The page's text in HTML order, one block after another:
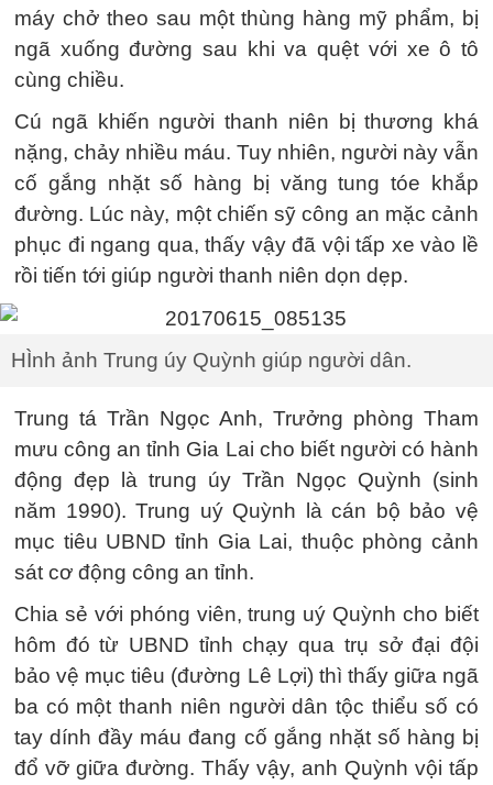
máy chở theo sau một thùng hàng mỹ phẩm, bị
ngã xuống đường sau khi va quệt với xe ô tô
cùng chiều.
Cú ngã khiến người thanh niên bị thương khá
nặng, chảy nhiều máu. Tuy nhiên, người này vẫn
cố gắng nhặt số hàng bị văng tung tóe khắp
đường. Lúc này, một chiến sỹ công an mặc cảnh
phục đi ngang qua, thấy vậy đã vội tấp xe vào lề
rồi tiến tới giúp người thanh niên dọn dẹp.
HÌnh ảnh Trung úy Quỳnh giúp người dân.
Trung tá Trần Ngọc Anh, Trưởng phòng Tham
mưu công an tỉnh Gia Lai cho biết người có hành
động đẹp là trung úy Trần Ngọc Quỳnh (sinh
năm 1990). Trung uý Quỳnh là cán bộ bảo vệ
mục tiêu UBND tỉnh Gia Lai, thuộc phòng cảnh
sát cơ động công an tỉnh.
Chia sẻ với phóng viên, trung uý Quỳnh cho biết
hôm đó từ UBND tỉnh chạy qua trụ sở đại đội
bảo vệ mục tiêu (đường Lê Lợi) thì thấy giữa ngã
ba có một thanh niên người dân tộc thiểu số có
tay dính đầy máu đang cố gắng nhặt số hàng bị
đổ vỡ giữa đường. Thấy vậy, anh Quỳnh vội tấp